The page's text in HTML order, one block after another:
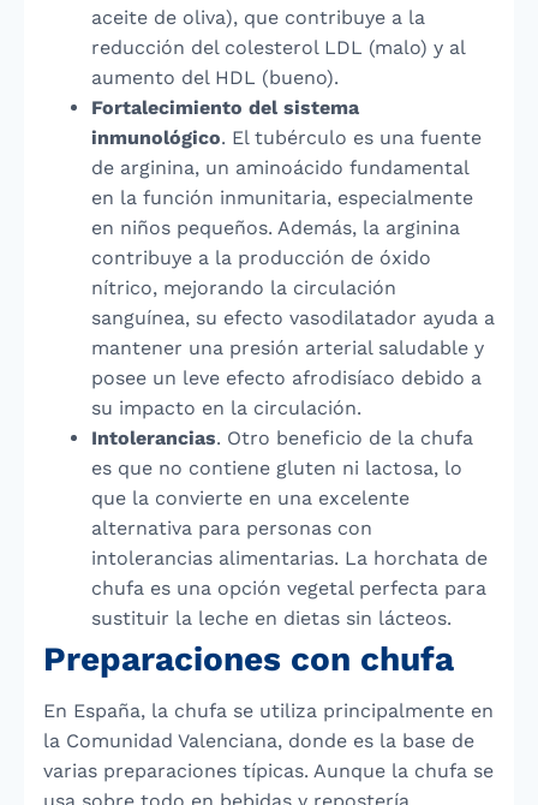
aceite de oliva), que contribuye a la
reducción del colesterol LDL (malo) y al
aumento del HDL (bueno).
Fortalecimiento del sistema
inmunológico. El tubérculo es una fuente
de arginina, un aminoácido fundamental
en la función inmunitaria, especialmente
en niños pequeños. Además, la arginina
contribuye a la producción de óxido
nítrico, mejorando la circulación
sanguínea, su efecto vasodilatador ayuda a
mantener una presión arterial saludable y
posee un leve efecto afrodisíaco debido a
su impacto en la circulación.
Intolerancias. Otro beneficio de la chufa
es que no contiene gluten ni lactosa, lo
que la convierte en una excelente
alternativa para personas con
intolerancias alimentarias. La horchata de
chufa es una opción vegetal perfecta para
sustituir la leche en dietas sin lácteos.
Preparaciones con chufa
En España, la chufa se utiliza principalmente en
la Comunidad Valenciana, donde es la base de
varias preparaciones típicas. Aunque la chufa se